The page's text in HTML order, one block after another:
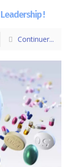
!
Continuer...